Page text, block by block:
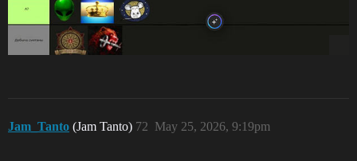
Jam_Tanto (Jam Tanto) May 25, 2026, 9:19pm
72